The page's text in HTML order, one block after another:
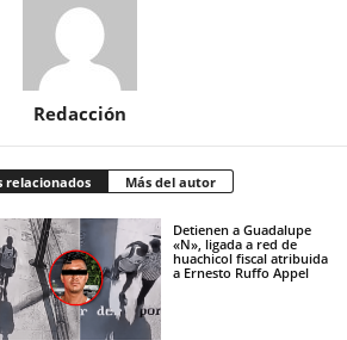
Redacción
relacionados Más del autor
Detienen a Guadalupe
«N», ligada a red de
huachicol fiscal atribuida
a Ernesto Ruffo Appel